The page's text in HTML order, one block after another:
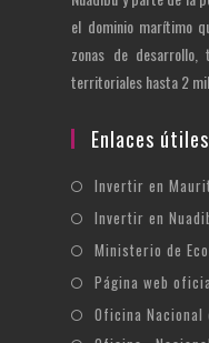
el dominio marítimo
zonas de
territoriales hasta 2
Enlaces útiles
Invertir en
Invertir en
Ministerio de
Página web
Oficina Nacional